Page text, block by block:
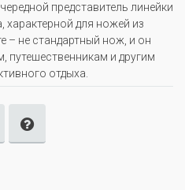
представитель линейки
характерной для ножей из
– не стандартный нож, и он
путешественникам и другим
отдыха.